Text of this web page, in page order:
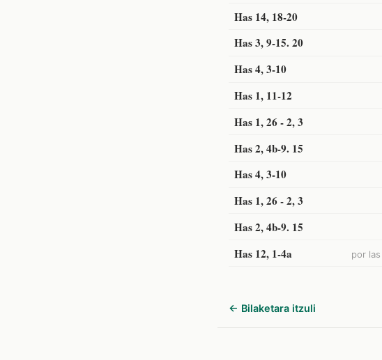
Has 14, 18-20
Has 3, 9-15. 20
Has 4, 3-10
Has 1, 11-12
Has 1, 26 - 2, 3
Has 2, 4b-9. 15
Has 4, 3-10
Has 1, 26 - 2, 3
Has 2, 4b-9. 15
Has 12, 1-4a por
← Bilaketara itzuli